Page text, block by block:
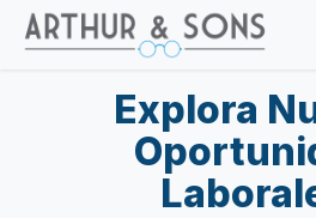
Ir al contenido
Explora